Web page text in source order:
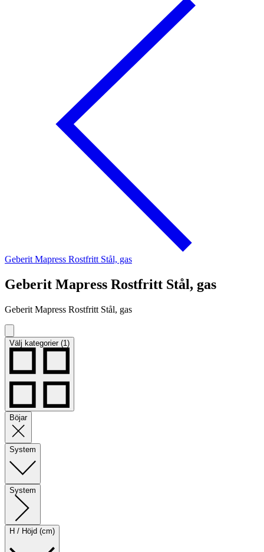
Geberit Mapress Rostfritt Stål, gas
Geberit Mapress Rostfritt Stål, gas
Geberit Mapress Rostfritt Stål, gas
Välj kategorier (1)
Böjar
System
System
H / Höjd (cm)